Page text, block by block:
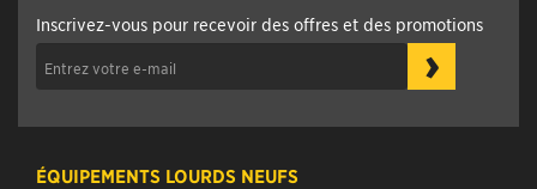
Inscrivez-vous pour recevoir des offres et des promotions
›
ÉQUIPEMENTS LOURDS NEUFS